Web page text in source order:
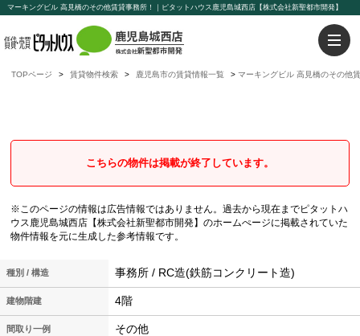
マーキングビル 高見橋のその他賃貸事務所！｜ピタットハウス鹿児島城西店【株式会社新聖都市開発】
TOPページ 賃貸物件検索 鹿児島市の賃貸情報一覧 マーキングビル 高見橋のその他
こちらの物件は掲載が終了しています。
※このページの情報は広告情報ではありません。過去から現在までピタットハ
ウス鹿児島城西店【株式会社新聖都市開発】のホームぺージに掲載されていた
物件情報を元に生成した参考情報です。
種別 / 構造 事務所 / RC造(鉄筋コンクリート造)
建物階建 4階
間取り一例 その他